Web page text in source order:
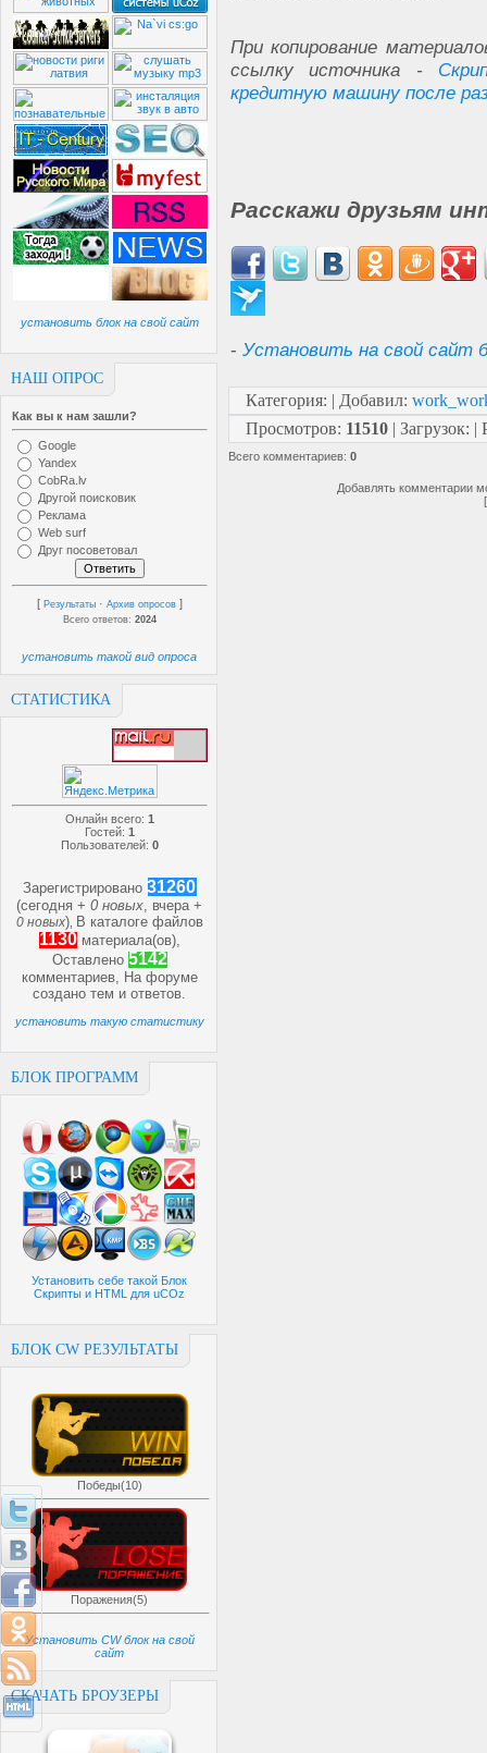
установить блок на свой сайт
НАШ ОПРОС
Как вы к нам зашли?
Google
Yandex
CobRa.lv
Другой поисковик
Реклама
Web surf
Друг посоветовал
[ Результаты · Архив опросов ]
Всего ответов: 2024
установить такой вид опроса
СТАТИСТИКА
Онлайн всего: 1
Гостей: 1
Пользователей: 0
Зарегистрировано 31260
(сегодня +0 новых, вчера +
0 новых) В каталоге файлов
1130 материала(ов),
Оставлено 5142
комментариев, На форуме
созданотем иответов.
установить такую статистику
БЛОК ПРОГРАММ
Установить себе такой Блок
Скрипты и HTML для uCOz
БЛОК CW РЕЗУЛЬТАТЫ
Победы(10)
Поражения(5)
Установить CW блок на свой
сайт
СКАЧАТЬ БРОУЗЕРЫ
При копирование
ссылку источника -
кредитную машину после
Расскажи друзьям
- Установить на свой сайт
Категория: | Добавил:
Просмотров: 11510 | Загрузок: |
Всего комментариев: 0
Добавлять комментарии